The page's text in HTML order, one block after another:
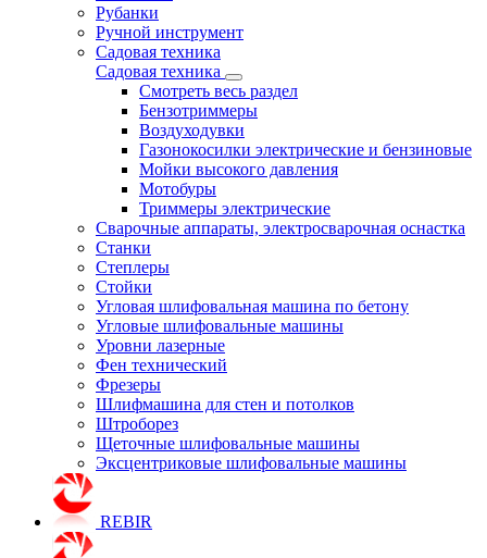
Рубанки
Ручной инструмент
Садовая техника
Садовая техника
Смотреть весь раздел
Бензотриммеры
Воздуходувки
Газонокосилки электрические и бензиновые
Мойки высокого давления
Мотобуры
Триммеры электрические
Сварочные аппараты, электросварочная оснастка
Станки
Степлеры
Стойки
Угловая шлифовальная машина по бетону
Угловые шлифовальные машины
Уровни лазерные
Фен технический
Фрезеры
Шлифмашина для стен и потолков
Штроборез
Щеточные шлифовальные машины
Эксцентриковые шлифовальные машины
REBIR